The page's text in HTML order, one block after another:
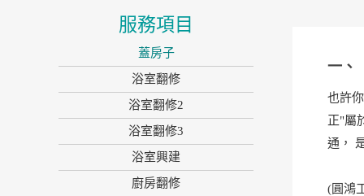
服務項目
蓋房子
浴室翻修
浴室翻修2
浴室翻修3
浴室興建
廚房翻修
一、
也許
正"屬
通，
(圓鴻